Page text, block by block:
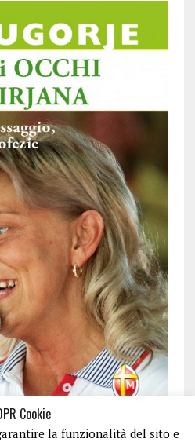
Cookie
la funzionalità del sito e